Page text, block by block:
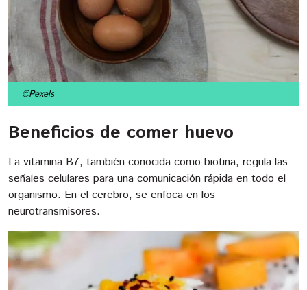
©Pexels
Beneficios de comer huevo
La vitamina B7, también conocida como biotina, regula las
señales celulares para una comunicación rápida en todo el
organismo. En el cerebro, se enfoca en los
neurotransmisores.